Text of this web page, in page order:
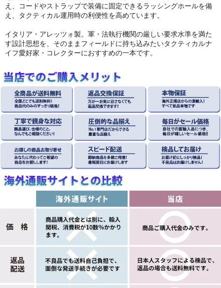
え、コードやストラップで装備に固定できるラッシングホールを備
え、タクティカル運用時の利便性を高めています。
イタリア・アレッツォ製。軍・法執行機関の厳しい要求水準を満た
す設計思想を、そのままフィールドに持ち込みたいタクティカルナ
イフ愛好家・コレクターにおすすめの一本です。